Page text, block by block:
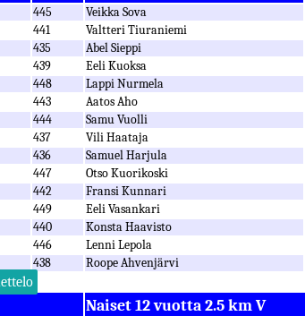
445 Veikka Sova
441 Valtteri Tiuraniemi
435 Abel Sieppi
439 Eeli Kuoksa
448 Lappi Nurmela
443 Aatos Aho
444 Samu Vuolli
437 Vili Haataja
436 Samuel Harjula
447 Otso Kuorikoski
442 Fransi Kunnari
449 Eeli Vasankari
440 Konsta Haavisto
446 Lenni Lepola
438 Roope Ahvenjärvi
Naiset 12 vuotta 2.5 km V